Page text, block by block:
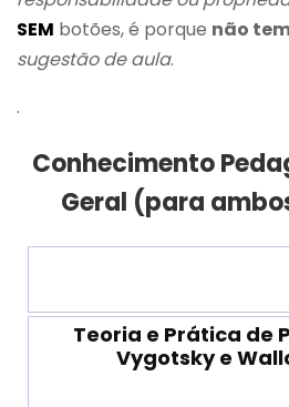
SEM botões, é porque não
sugestão de aula.
.
Conhecimento
Geral (para
Teoria e Prática de
Vygotsky e